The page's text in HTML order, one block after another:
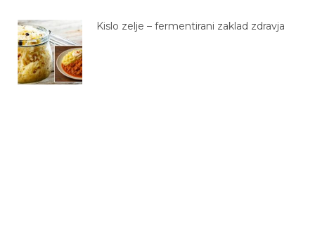
Kislo zelje – fermentirani zaklad zdravja